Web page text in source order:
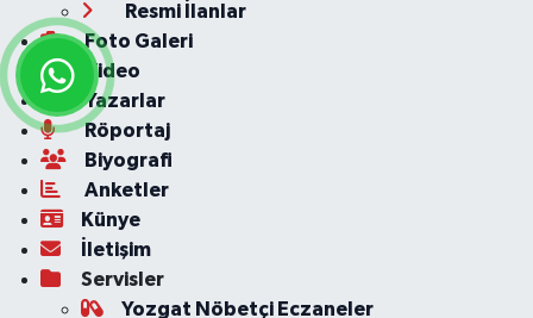
Resmi İlanlar
Foto Galeri
Video
Yazarlar
Röportaj
Biyografi
Anketler
Künye
İletişim
Servisler
Yozgat Nöbetçi Eczaneler